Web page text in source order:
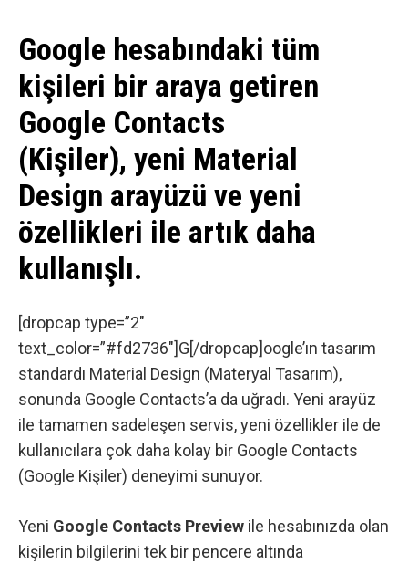
Google hesabındaki tüm
kişileri bir araya getiren
Google Contacts
(Kişiler), yeni Material
Design arayüzü ve yeni
özellikleri ile artık daha
kullanışlı.
[dropcap type=”2″
text_color=”#fd2736″]G[/dropcap]oogle’ın tasarım
standardı Material Design (Materyal Tasarım),
sonunda Google Contacts’a da uğradı. Yeni arayüz
ile tamamen sadeleşen servis, yeni özellikler ile de
kullanıcılara çok daha kolay bir Google Contacts
(Google Kişiler) deneyimi sunuyor.
Yeni Google Contacts Preview ile hesabınızda olan
kişilerin bilgilerini tek bir pencere altında